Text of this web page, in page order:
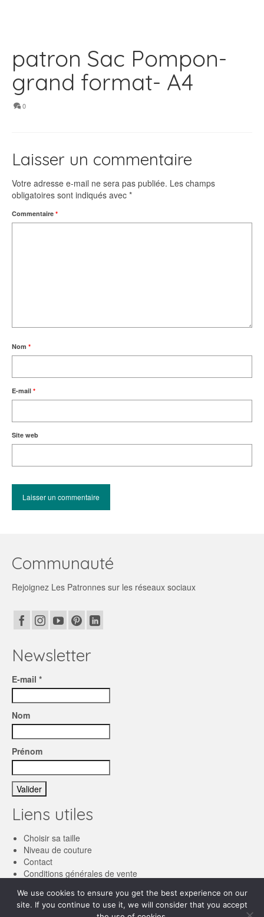
patron Sac Pompon-
grand format- A4
0
Laisser un commentaire
Votre adresse e-mail ne sera pas publiée. Les champs
obligatoires sont indiqués avec *
Commentaire *
Nom *
E-mail *
Site web
Communauté
Rejoignez Les Patronnes sur les réseaux sociaux
Newsletter
E-mail *
Nom
Prénom
Liens utiles
Choisir sa taille
Niveau de couture
Contact
Conditions générales de vente
We use cookies to ensure you get the best experience on our
site. If you continue to use it, we will consider that you accept